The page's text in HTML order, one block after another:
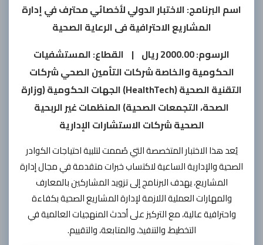
اسم البرنامج: الاختبار الدولي لأخصائي محترف في إدارة
المشاريع الاحترافية فى الرعاية الصحية
الرسوم:
| القطاع:المستشفيات
الحكومية والخاصة شركات التأمين الصحي شركات
التقنية الصحية (HealthTech) الجهات الحكومية (وزارة
الصحة، التجمعات الصحية) المنظمات غير الربحية
الصحية شركات الاستشارات الإدارية
يُعد هذا الاختبار المتخصصة التي صُممت لتلبية احتياجات الكوادر
الصحية والإدارية الساعية لاكتساب خبرات متقدمة في مجال إدارة
المشاريع، يهدف البرنامج إلى تزويد المشاركين بالمعارف
والمهارات العملية اللازمة لإدارة المشاريع الصحية بكفاءة
واحترافية عالية، مع التركيز على أحدث المنهجيات العالمية في
التخطيط، والتنفيذ، والمتابعة، والتقييم.